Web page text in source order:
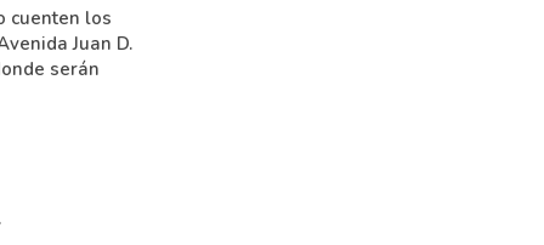
cuenten los
Juan D.
serán